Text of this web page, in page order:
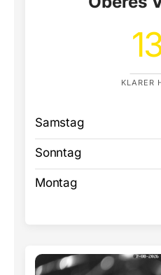
KLARER
Samstag
Sonntag
Montag